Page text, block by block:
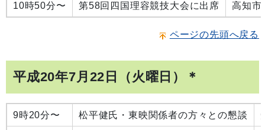
10時50分〜 第58回四国理容競技大会に出席 高知市
ページの先頭へ戻る
平成20年7月22日（火曜日）＊
9時20分〜 松平健氏・東映関係者の方々との懇談